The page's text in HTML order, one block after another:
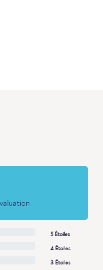
5 Étoiles
4 Étoiles
3 Étoiles